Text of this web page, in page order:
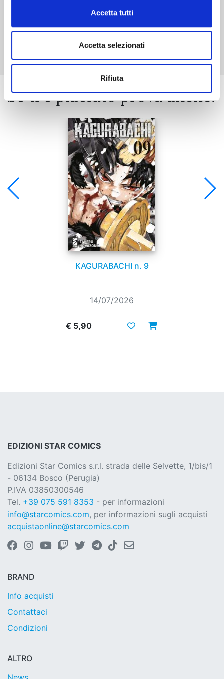
Accetta tutti
Accetta selezionati
Rifiuta
Mostra tutto
Se ti è piaciuto prova anche:
KAGURABACHI n. 9
14/07/2026
€ 5,90
EDIZIONI STAR COMICS
Edizioni Star Comics s.r.l. strada delle Selvette, 1/bis/1
- 06134 Bosco (Perugia)
P.IVA 03850300546
Tel. +39 075 591 8353 - per informazioni
info@starcomics.com, per informazioni sugli acquisti
acquistaonline@starcomics.com
BRAND
Info acquisti
Contattaci
Condizioni
ALTRO